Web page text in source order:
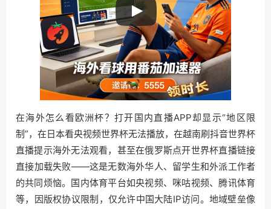
在海外怎么看欧洲杯？打开国内直播APP却显示“地区限
制”，在日本看央视频世界杯无法播放，在越南刷抖音世界杯
直播提示海外无法观看，甚至在俄罗斯点开世界杯直播链接
直接加载失败——这是无数海外华人、留学生和外派工作者
的共同烦恼。国内体育平台如央视频、咪咕视频、腾讯体育
等，因版权协议限制，仅允许中国大陆IP访问。地域壁垒像